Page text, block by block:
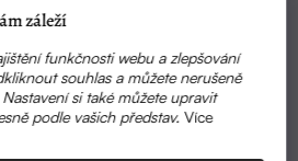
záleží
funkčnosti webu a zlepšování
souhlas a můžete nerušeně
si také můžete upravit
podle vašich představ.Více